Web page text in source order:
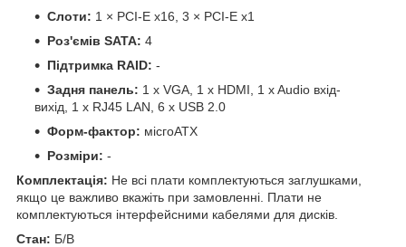
Слоти: 1 × РСІ-Е х16, 3 × РСІ-Е х1
Роз'ємів ЅАТА: 4
Підтримка RAID: -
Задня панель: 1 x VGA, 1 x HDMI, 1 x Audio вхід-
вихід, 1 x RJ45 LAN, 6 x USB 2.0
Форм-фaĸтop: місгоАТХ
Розміри: -
Комплектація: Не всі плати комплектуються заглушками,
якщо це важливо вкажіть при замовленні. Плати не
комплектуються інтерфейсними кабелями для дисків.
Стан: Б/В